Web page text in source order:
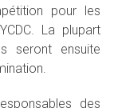
pour les
La plupart
seront ensuite
des